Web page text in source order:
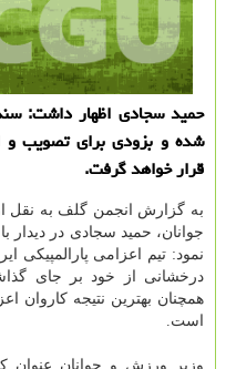
حمید سجادی اظهار داشت:
شده و بزودی برای تصویب و
قرار خواهد گرفت.
به گزارش انجمن گلف به نقل
جوانان، حمید سجادی در دیدار
درخشانی از خود بر جای
همچنان بهترین نتیجه کاروان
است.
وزیر ورزش و جوانان عنوان